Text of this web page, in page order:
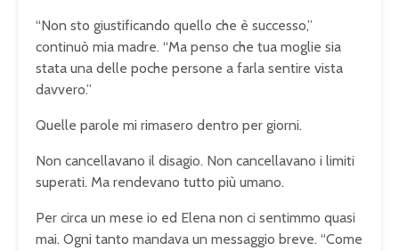
“Non sto giustificando quello che è successo,”
continuò mia madre. “Ma penso che tua moglie sia
stata una delle poche persone a farla sentire vista
davvero.”
Quelle parole mi rimasero dentro per giorni.
Non cancellavano il disagio. Non cancellavano i limiti
superati. Ma rendevano tutto più umano.
Per circa un mese io ed Elena non ci sentimmo quasi
mai. Ogni tanto mandava un messaggio breve. “Come